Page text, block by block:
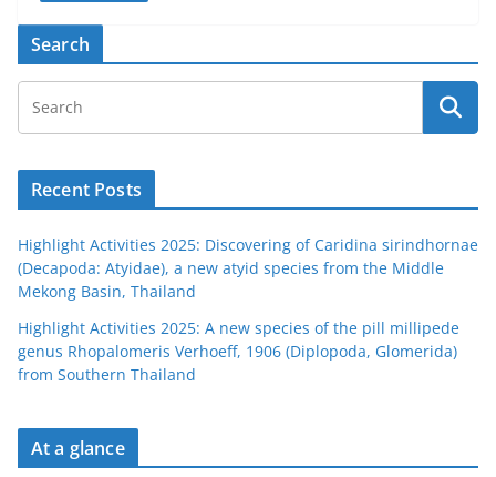
Search
Recent Posts
Highlight Activities 2025: Discovering of Caridina sirindhornae
(Decapoda: Atyidae), a new atyid species from the Middle
Mekong Basin, Thailand
Highlight Activities 2025: A new species of the pill millipede
genus Rhopalomeris Verhoeff, 1906 (Diplopoda, Glomerida)
from Southern Thailand
At a glance